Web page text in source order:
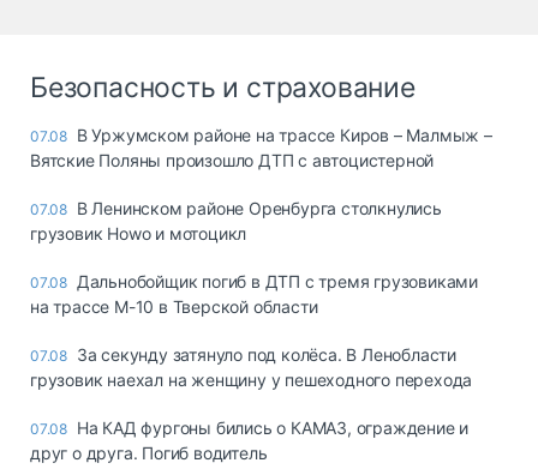
Безопасность и страхование
07.08 В Уржумском районе на трассе Киров – Малмыж –
Вятские Поляны произошло ДТП с автоцистерной
07.08 В Ленинском районе Оренбурга столкнулись
грузовик Howo и мотоцикл
07.08 Дальнобойщик погиб в ДТП с тремя грузовиками
на трассе М-10 в Тверской области
07.08 За секунду затянуло под колёса. В Ленобласти
грузовик наехал на женщину у пешеходного перехода
07.08 На КАД фургоны бились о КАМАЗ, ограждение и
друг о друга. Погиб водитель